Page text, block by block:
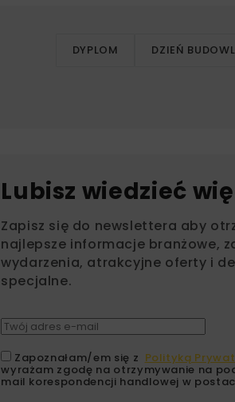
DYPLOM DZIEŃ
Lubisz wiedzieć
Zapisz się do newslettera aby
najlepsze informacje branżowe,
wydarzenia, atrakcyjne oferty i
specjalne.
Zapoznałam/em się z Polityką
wyrażam zgodę na otrzymywanie na
mail korespondencji handlowej w